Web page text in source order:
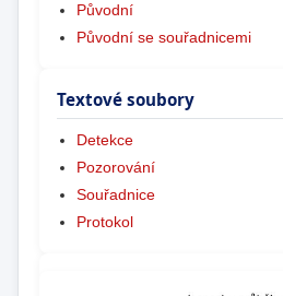
Původní
Původní se souřadnicemi
Textové soubory
Detekce
Pozorování
Souřadnice
Protokol